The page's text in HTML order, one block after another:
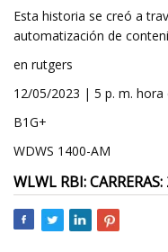
Esta historia se creó a
automatización de
en rutgers
12/05/2023 | 5 p. m. hora
B1G+
WDWS 1400-AM
WLWL RBI: